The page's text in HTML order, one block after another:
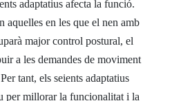
adaptatius afecta la funció.
aquelles en les que el nen amb
major control postural, el
a les demandes de moviment
tant, els seients adaptatius
per millorar la funcionalitat i la